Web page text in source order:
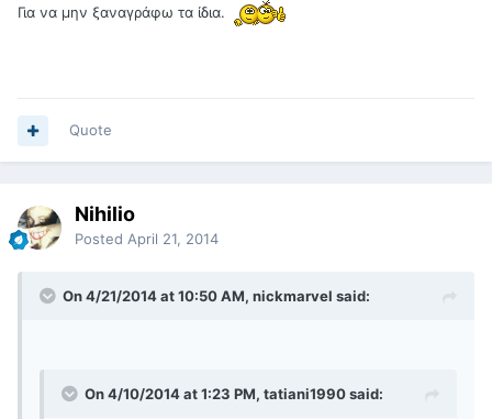
Για να μην ξαναγράφω τα ίδια.
Quote
Nihilio
Posted April 21, 2014
On 4/21/2014 at 10:50 AM, nickmarvel said:
On 4/10/2014 at 1:23 PM, tatiani1990 said: